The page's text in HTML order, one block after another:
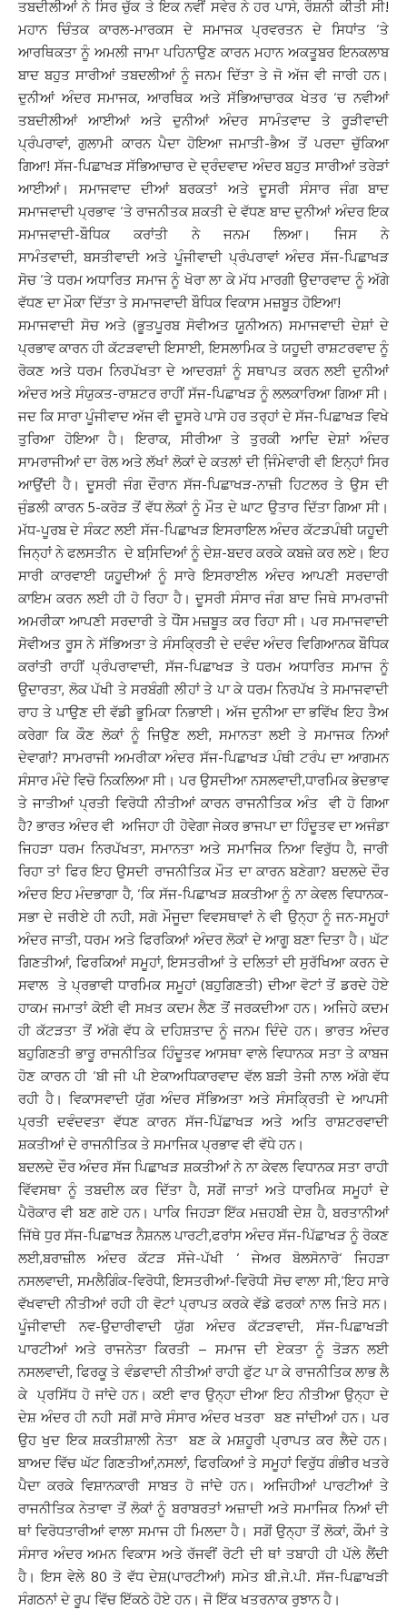
ਤਬਦੀਲੀਆਂ ਨੇ ਸਿਰ ਚੁੱਕ ਤੇ ਇਕ ਨਵੀਂ ਸਵੇਰ ਨੇ ਹਰ ਪਾਸੇ, ਰੌਸ਼ਨੀ ਕੀਤੀ ਸੀ!
ਮਹਾਨ ਚਿੰਤਕ ਕਾਰਲ-ਮਾਰਕਸ ਦੇ ਸਮਾਜਕ ਪ੍ਰਵਰਤਨ ਦੇ ਸਿਧਾਂਤ ‘ਤੇ
ਆਰਥਿਕਤਾ ਨੂੰ ਅਮਲੀ ਜਾਮਾ ਪਹਿਨਾਉਣ ਕਾਰਨ ਮਹਾਨ ਅਕਤੂਬਰ ਇਨਕਲਾਬ
ਬਾਦ ਬਹੁਤ ਸਾਰੀਆਂ ਤਬਦਲੀਆਂ ਨੂੰ ਜਨਮ ਦਿੱਤਾ ਤੇ ਜੋ ਅੱਜ ਵੀ ਜਾਰੀ ਹਨ।
ਦੁਨੀਆਂ ਅੰਦਰ ਸਮਾਜਕ, ਆਰਥਿਕ ਅਤੇ ਸੱਭਿਆਚਾਰਕ ਖੇਤਰ ‘ਚ ਨਵੀਆਂ
ਤਬਦੀਲੀਆਂ ਆਈਆਂ ਅਤੇ ਦੁਨੀਆਂ ਅੰਦਰ ਸਾਮੰਤਵਾਦ ਤੇ ਰੂੜੀਵਾਦੀ
ਪ੍ਰੰਪਰਾਵਾਂ, ਗੁਲਾਮੀ ਕਾਰਨ ਪੈਦਾ ਹੋਇਆ ਜਮਾਤੀ-ਭੈਅ ਤੋਂ ਪਰਦਾ ਚੁੱਕਿਆ
ਗਿਆ! ਸੱਜ-ਪਿਛਾਖੜ ਸੱਭਿਆਚਾਰ ਦੇ ਦ੍ਰੰਦਵਾਦ ਅੰਦਰ ਬਹੁਤ ਸਾਰੀਆਂ ਤਰੇੜਾਂ
ਆਈਆਂ। ਸਮਾਜਵਾਦ ਦੀਆਂ ਬਰਕਤਾਂ ਅਤੇ ਦੂਸਰੀ ਸੰਸਾਰ ਜੰਗ ਬਾਦ
ਸਮਾਜਵਾਦੀ ਪ੍ਰਭਾਵ ‘ਤੇ ਰਾਜਨੀਤਕ ਸ਼ਕਤੀ ਦੇ ਵੱਧਣ ਬਾਦ ਦੁਨੀਆਂ ਅੰਦਰ ਇਕ
ਸਮਾਜਵਾਦੀ-ਬੌਧਿਕ ਕਰਾਂਤੀ ਨੇ ਜਨਮ ਲਿਆ। ਜਿਸ ਨੇ
ਸਾਮੰਤਵਾਦੀ, ਬਸਤੀਵਾਦੀ ਅਤੇ ਪੂੰਜੀਵਾਦੀ ਪ੍ਰੰਪਰਾਵਾਂ ਅੰਦਰ ਸੱਜ-ਪਿਛਾਖੜ
ਸੋਚ ‘ਤੇ ਧਰਮ ਅਧਾਰਿਤ ਸਮਾਜ ਨੂੰ ਖੋਰਾ ਲਾ ਕੇ ਮੱਧ ਮਾਰਗੀ ਉਦਾਰਵਾਦ ਨੂੰ ਅੱਗੇ
ਵੱਧਣ ਦਾ ਮੌਕਾ ਦਿੱਤਾ ਤੇ ਸਮਾਜਵਾਦੀ ਬੌਧਿਕ ਵਿਕਾਸ ਮਜ਼ਬੂਤ ਹੋਇਆ!
ਸਮਾਜਵਾਦੀ ਸੋਚ ਅਤੇ (ਭੂਤਪੂਰਬ ਸੋਵੀਅਤ ਯੂਨੀਅਨ) ਸਮਾਜਵਾਦੀ ਦੇਸ਼ਾਂ ਦੇ
ਪ੍ਰਭਾਵ ਕਾਰਨ ਹੀ ਕੱਟੜਵਾਦੀ ਇਸਾਈ, ਇਸਲਾਮਿਕ ਤੇ ਯਹੂਦੀ ਰਾਸ਼ਟਰਵਾਦ ਨੂੰ
ਰੋਕਣ ਅਤੇ ਧਰਮ ਨਿਰਪੱਖਤਾ ਦੇ ਆਦਰਸ਼ਾਂ ਨੂੰ ਸਥਾਪਤ ਕਰਨ ਲਈ ਦੁਨੀਆਂ
ਅੰਦਰ ਅਤੇ ਸੰਯੁਕਤ-ਰਾਸ਼ਟਰ ਰਾਹੀਂ ਸੱਜ-ਪਿਛਾਖੜ ਨੂੰ ਲਲਕਾਰਿਆ ਗਿਆ ਸੀ।
ਜਦ ਕਿ ਸਾਰਾ ਪੂੰਜੀਵਾਦ ਅੱਜ ਵੀ ਦੂਸਰੇ ਪਾਸੇ ਹਰ ਤਰ੍ਹਾਂ ਦੇ ਸੱਜ-ਪਿਛਾਖੜ ਵਿਖੇ
ਤੁਰਿਆ ਹੋਇਆ ਹੈ। ਇਰਾਕ, ਸੀਰੀਆ ਤੇ ਤੁਰਕੀ ਆਦਿ ਦੇਸ਼ਾਂ ਅੰਦਰ
ਸਾਮਰਾਜੀਆਂ ਦਾ ਰੋਲ ਅਤੇ ਲੱਖਾਂ ਲੋਕਾਂ ਦੇ ਕਤਲਾਂ ਦੀ ਜਿ਼ੰਮੇਵਾਰੀ ਵੀ ਇਨ੍ਹਾਂ ਸਿਰ
ਆਉਂਦੀ ਹੈ। ਦੂਸਰੀ ਜੰਗ ਦੌਰਾਨ ਸੱਜ-ਪਿਛਾਖੜ-ਨਾਜ਼ੀ ਹਿਟਲਰ ਤੇ ਉਸ ਦੀ
ਜੁੰਡਲੀ ਕਾਰਨ 5-ਕਰੋੜ ਤੋਂ ਵੱਧ ਲੋਕਾਂ ਨੂੰ ਮੌਤ ਦੇ ਘਾਟ ਉਤਾਰ ਦਿੱਤਾ ਗਿਆ ਸੀ।
ਮੱਧ-ਪੂਰਬ ਦੇ ਸੰਕਟ ਲਈ ਸੱਜ-ਪਿਛਾਖੜ ਇਸਰਾਇਲ ਅੰਦਰ ਕੱਟੜਪੰਥੀ ਯਹੂਦੀ
ਜਿਨ੍ਹਾਂ ਨੇ ਫਲਸਤੀਨ ਦੇ ਬਸਿ਼ਦਿਆਂ ਨੂੰ ਦੇਸ਼-ਬਦਰ ਕਰਕੇ ਕਬਜ਼ੇ ਕਰ ਲਏ। ਇਹ
ਸਾਰੀ ਕਾਰਵਾਈ ਯਹੂਦੀਆਂ ਨੂੰ ਸਾਰੇ ਇਸਰਾਈਲ ਅੰਦਰ ਆਪਣੀ ਸਰਦਾਰੀ
ਕਾਇਮ ਕਰਨ ਲਈ ਹੀ ਹੋ ਰਿਹਾ ਹੈ। ਦੂਸਰੀ ਸੰਸਾਰ ਜੰਗ ਬਾਦ ਜਿਥੇ ਸਾਮਰਾਜੀ
ਅਮਰੀਕਾ ਆਪਣੀ ਸਰਦਾਰੀ ਤੇ ਧੌਂਸ ਮਜ਼ਬੂਤ ਕਰ ਰਿਹਾ ਸੀ। ਪਰ ਸਮਾਜਵਾਦੀ
ਸੋਵੀਅਤ ਰੂਸ ਨੇ ਸੱਭਿਅਤਾ ਤੇ ਸੰਸਕ੍ਰਿਤੀ ਦੇ ਦਵੰਦ ਅੰਦਰ ਵਿਗਿਆਨਕ ਬੌਧਿਕ
ਕਰਾਂਤੀ ਰਾਹੀਂ ਪ੍ਰੰਪਰਾਵਾਦੀ, ਸੱਜ-ਪਿਛਾਖੜ ਤੇ ਧਰਮ ਅਧਾਰਿਤ ਸਮਾਜ ਨੂੰ
ਉਦਾਰਤਾ, ਲੋਕ ਪੱਖੀ ਤੇ ਸਰਬੰਗੀ ਲੀਹਾਂ ਤੇ ਪਾ ਕੇ ਧਰਮ ਨਿਰਪੱਖ ਤੇ ਸਮਾਜਵਾਦੀ
ਰਾਹ ਤੇ ਪਾਉਣ ਦੀ ਵੱਡੀ ਭੂਮਿਕਾ ਨਿਭਾਈ। ਅੱਜ ਦੁਨੀਆ ਦਾ ਭਵਿੱਖ ਇਹ ਤੈਅ
ਕਰੇਗਾ ਕਿ ਕੌਣ ਲੋਕਾਂ ਨੂੰ ਜਿਉਣ ਲਈ, ਸਮਾਨਤਾ ਲਈ ਤੇ ਸਮਾਜਕ ਨਿਆਂ
ਦੇਵਾਗਾਂ? ਸਾਮਰਾਜੀ ਅਮਰੀਕਾ ਅੰਦਰ ਸੱਜ-ਪਿਛਾਖੜ ਪੰਥੀ ਟਰੰਪ ਦਾ ਆਗਮਨ
ਸੰਸਾਰ ਮੰਦੇ ਵਿਚੋ ਨਿਕਲਿਆ ਸੀ। ਪਰ ਉਸਦੀਆ ਨਸਲਵਾਦੀ,ਧਾਰਮਿਕ ਭੇਦਭਾਵ
ਤੇ ਜਾਤੀਆਂ ਪ੍ਰਤੀ ਵਿਰੋਧੀ ਨੀਤੀਆਂ ਕਾਰਨ ਰਾਜਨੀਤਿਕ ਅੰਤ ਵੀ ਹੋ ਗਿਆ
ਹੈ? ਭਾਰਤ ਅੰਦਰ ਵੀ ਅਜਿਹਾ ਹੀ ਹੋਵੇਗਾ ਜੇਕਰ ਭਾਜਪਾ ਦਾ ਹਿੰਦੂਤਵ ਦਾ ਅਜੰਡਾ
ਜਿਹੜਾ ਧਰਮ ਨਿਰਪੱਖਤਾ, ਸਮਾਨਤਾ ਅਤੇ ਸਮਾਜਿਕ ਨਿਆ ਵਿਰੁੱਧ ਹੈ, ਜਾਰੀ
ਰਿਹਾ ਤਾਂ ਫਿਰ ਇਹ ਉਸਦੀ ਰਾਜਨੀਤਿਕ ਮੌਤ ਦਾ ਕਾਰਨ ਬਣੇਗਾ? ਬਦਲਦੇ ਦੌਰ
ਅੰਦਰ ਇਹ ਮੰਦਭਾਗਾ ਹੈ, ‘ਕਿ ਸੱਜ-ਪਿਛਾਖੜ ਸ਼ਕਤੀਆ ਨੂੰ ਨਾ ਕੇਵਲ ਵਿਧਾਨਕ-
ਸਭਾ ਦੇ ਜਰੀਏ ਹੀ ਨਹੀ, ਸਗੋ ਮੌਜੂਦਾ ਵਿਵਸਥਾਵਾਂ ਨੇ ਵੀ ਉਨ੍ਹਾ ਨੂੰ ਜਨ-ਸਮੂਹਾਂ
ਅੰਦਰ ਜਾਤੀ, ਧਰਮ ਅਤੇ ਫਿਰਕਿਆਂ ਅੰਦਰ ਲੋਕਾਂ ਦੇ ਆਗੂ ਬਣਾ ਦਿਤਾ ਹੈ। ਘੱਟ
ਗਿਣਤੀਆਂ, ਫਿਰਕਿਆਂ ਸਮੂਹਾਂ, ਇਸਤਰੀਆਂ ਤੇ ਦਲਿਤਾਂ ਦੀ ਸੁਰੱਖਿਆ ਕਰਨ ਦੇ
ਸਵਾਲ ਤੇ ਪ੍ਰਭਾਵੀ ਧਾਰਮਿਕ ਸਮੂਹਾਂ (ਬਹੁਗਿਣਤੀ) ਦੀਆ ਵੋਟਾਂ ਤੋਂ ਡਰਦੇ ਹੋਏ
ਹਾਕਮ ਜਮਾਤਾਂ ਕੋਈ ਵੀ ਸਖ਼ਤ ਕਦਮ ਲੈਣ ਤੋਂ ਜਰਕਦੀਆ ਹਨ। ਅਜਿਹੇ ਕਦਮ
ਹੀ ਕੱਟੜਤਾ ਤੋਂ ਅੱਗੇ ਵੱਧ ਕੇ ਦਹਿਸ਼ਤਾਦ ਨੂੰ ਜਨਮ ਦਿੰਦੇ ਹਨ। ਭਾਰਤ ਅੰਦਰ
ਬਹੁਗਿਣਤੀ ਭਾਰੂ ਰਾਜਨੀਤਿਕ ਹਿੰਦੂਤਵ ਆਸਥਾ ਵਾਲੇ ਵਿਧਾਨਕ ਸਤਾ ਤੇ ਕਾਬਜ
ਹੋਣ ਕਾਰਨ ਹੀ ‘ਬੀ ਜੀ ਪੀ ਏਕਾਅਧਿਕਾਰਵਾਦ ਵੱਲ ਬੜੀ ਤੇਜੀ ਨਾਲ ਅੱਗੇ ਵੱਧ
ਰਹੀ ਹੈ। ਵਿਕਾਸਵਾਦੀ ਯੁੱਗ ਅੰਦਰ ਸੱਭਿਅਤਾ ਅਤੇ ਸੰਸਕ੍ਰਿਤੀ ਦੇ ਆਪਸੀ
ਪ੍ਰਤੀ ਦਵੰਦਵਤਾ ਵੱਧਣ ਕਾਰਨ ਸੱਜ-ਪਿੱਛਾਖੜ ਅਤੇ ਅਤਿ ਰਾਸ਼ਟਰਵਾਦੀ
ਸ਼ਕਤੀਆਂ ਦੇ ਰਾਜਨੀਤਿਕ ਤੇ ਸਮਾਜਿਕ ਪ੍ਰਭਾਵ ਵੀ ਵੱਧੇ ਹਨ।
ਬਦਲਦੇ ਦੌਰ ਅੰਦਰ ਸੱਜ ਪਿਛਾਖੜ ਸ਼ਕਤੀਆਂ ਨੇ ਨਾ ਕੇਵਲ ਵਿਧਾਨਕ ਸਤਾ ਰਾਹੀ
ਵਿੱਵਸਥਾ ਨੂੰ ਤਬਦੀਲ ਕਰ ਦਿੱਤਾ ਹੈ, ਸਗੋਂ ਜਾਤਾਂ ਅਤੇ ਧਾਰਮਿਕ ਸਮੂਹਾਂ ਦੇ
ਪੈਰੋਕਾਰ ਵੀ ਬਣ ਗਏ ਹਨ। ਪਾਕਿ ਜਿਹੜਾ ਇੱਕ ਮਜ਼ਹਬੀ ਦੇਸ਼ ਹੈ, ਬਰਤਾਨੀਆਂ
ਜਿੱਥੇ ਧੁਰ ਸੱਜ-ਪਿਛਾਖੜ ਨੈਸ਼ਨਲ ਪਾਰਟੀ,ਫਰਾਂਸ ਅੰਦਰ ਸੱਜ-ਪਿੱਛਾਖੜ ਨੂੰ ਰੋਕਣ
ਲਈ,ਬਰਾਜ਼ੀਲ ਅੰਦਰ ਕੱਟੜ ਸੱਜੇ-ਪੱਖੀ ‘ ਜੇਅਰ ਬੋਲਸੋਨਾਰੋ‘ ਜਿਹੜਾ
ਨਸਲਵਾਦੀ, ਸਮਲੈਗਿੰਕ-ਵਿਰੋਧੀ, ਇਸਤਰੀਆਂ-ਵਿਰੋਧੀ ਸੋਚ ਵਾਲਾ ਸੀ,‘ਇਹ ਸਾਰੇ
ਵੱਖਵਾਦੀ ਨੀਤੀਆਂ ਰਹੀ ਹੀ ਵੋਟਾਂ ਪ੍ਰਾਪਤ ਕਰਕੇ ਵੱਡੇ ਫਰਕਾਂ ਨਾਲ ਜਿਤੇ ਸਨ।
ਪੂੰਜੀਵਾਦੀ ਨਵ-ਉਦਾਰੀਵਾਦੀ ਯੁੱਗ ਅੰਦਰ ਕੱਟੜਵਾਦੀ, ਸੱਜ-ਪਿਛਾਖੜੀ
ਪਾਰਟੀਆਂ ਅਤੇ ਰਾਜਨੇਤਾ ਕਿਰਤੀ – ਸਮਾਜ ਦੀ ਏਕਤਾ ਨੂੰ ਤੋੜਨ ਲਈ
ਨਸਲਵਾਦੀ, ਫਿਰਕੂ ਤੇ ਵੰਡਵਾਦੀ ਨੀਤੀਆਂ ਰਾਹੀ ਫੁੱਟ ਪਾ ਕੇ ਰਾਜਨੀਤਿਕ ਲਾਭ ਲੈ
ਕੇ ਪ੍ਰਸਿੱਧ ਹੋ ਜਾਂਦੇ ਹਨ। ਕਈ ਵਾਰ ਉਨ੍ਹਾ ਦੀਆ ਇਹ ਨੀਤੀਆ ਉਨ੍ਹਾ ਦੇ
ਦੇਸ਼ ਅੰਦਰ ਹੀ ਨਹੀ ਸਗੋਂ ਸਾਰੇ ਸੰਸਾਰ ਅੰਦਰ ਖਤਰਾ ਬਣ ਜਾਂਦੀਆਂ ਹਨ। ਪਰ
ਉਹ ਖੁਦ ਇਕ ਸ਼ਕਤੀਸ਼ਾਲੀ ਨੇਤਾ ਬਣ ਕੇ ਮਸ਼ਹੂਰੀ ਪ੍ਰਾਪਤ ਕਰ ਲੈਦੇ ਹਨ।
ਬਾਅਦ ਵਿੱਚ ਘੱਟ ਗਿਣਤੀਆਂ,ਨਸਲਾਂ, ਫਿਰਕਿਆਂ ਤੇ ਸਮੂਹਾਂ ਵਿਰੁੱਧ ਗੰਭੀਰ ਖਤਰੇ
ਪੈਦਾ ਕਰਕੇ ਵਿਸ਼ਾਨਕਾਰੀ ਸਾਬਤ ਹੋ ਜਾਂਦੇ ਹਨ। ਅਜਿਹੀਆਂ ਪਾਰਟੀਆਂ ਤੇ
ਰਾਜਨੀਤਿਕ ਨੇਤਾਵਾ ਤੋਂ ਲੋਕਾਂ ਨੂੰ ਬਰਾਬਰਤਾਂ ਅਜ਼ਾਦੀ ਅਤੇ ਸਮਾਜਿਕ ਨਿਆਂ ਦੀ
ਥਾਂ ਵਿਰੋਧਤਾਰੀਆਂ ਵਾਲਾ ਸਮਾਜ ਹੀ ਮਿਲਦਾ ਹੈ। ਸਗੋਂ ਉਨ੍ਹਾ ਤੋਂ ਲੋਕਾਂ, ਕੌਮਾਂ ਤੇ
ਸੰਸਾਰ ਅੰਦਰ ਅਮਨ ਵਿਕਾਸ ਅਤੇ ਰੱਜਵੀਂ ਰੋਟੀ ਦੀ ਥਾਂ ਤਬਾਹੀ ਹੀ ਪੱਲੇ ਲੈਂਦੀ
ਹੈ। ਇਸ ਵੇਲੇ 80 ਤੋ ਵੱਧ ਦੇਸ਼(ਪਾਰਟੀਆਂ) ਸਮੇਤ ਬੀ.ਜੇ.ਪੀ. ਸੱਜ-ਪਿਛਾਖੜੀ
ਸੰਗਠਨਾਂ ਦੇ ਰੂਪ ਵਿੱਚ ਇੱਕਠੇ ਹੋਏ ਹਨ। ਜੋ ਇੱਕ ਖਤਰਨਾਕ ਰੁਝਾਨ ਹੈ।